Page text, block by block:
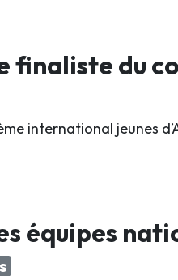
finaliste du
international jeunes
équipes